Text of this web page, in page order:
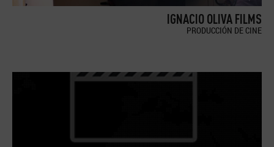
IGNACIO OLIVA FILMS
PRODUCCIÓN DE CINE